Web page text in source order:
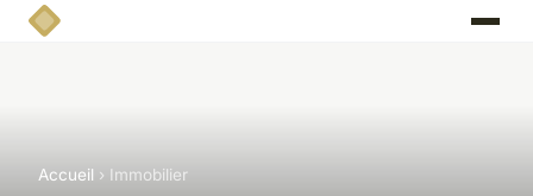
Accueil › Immobilier